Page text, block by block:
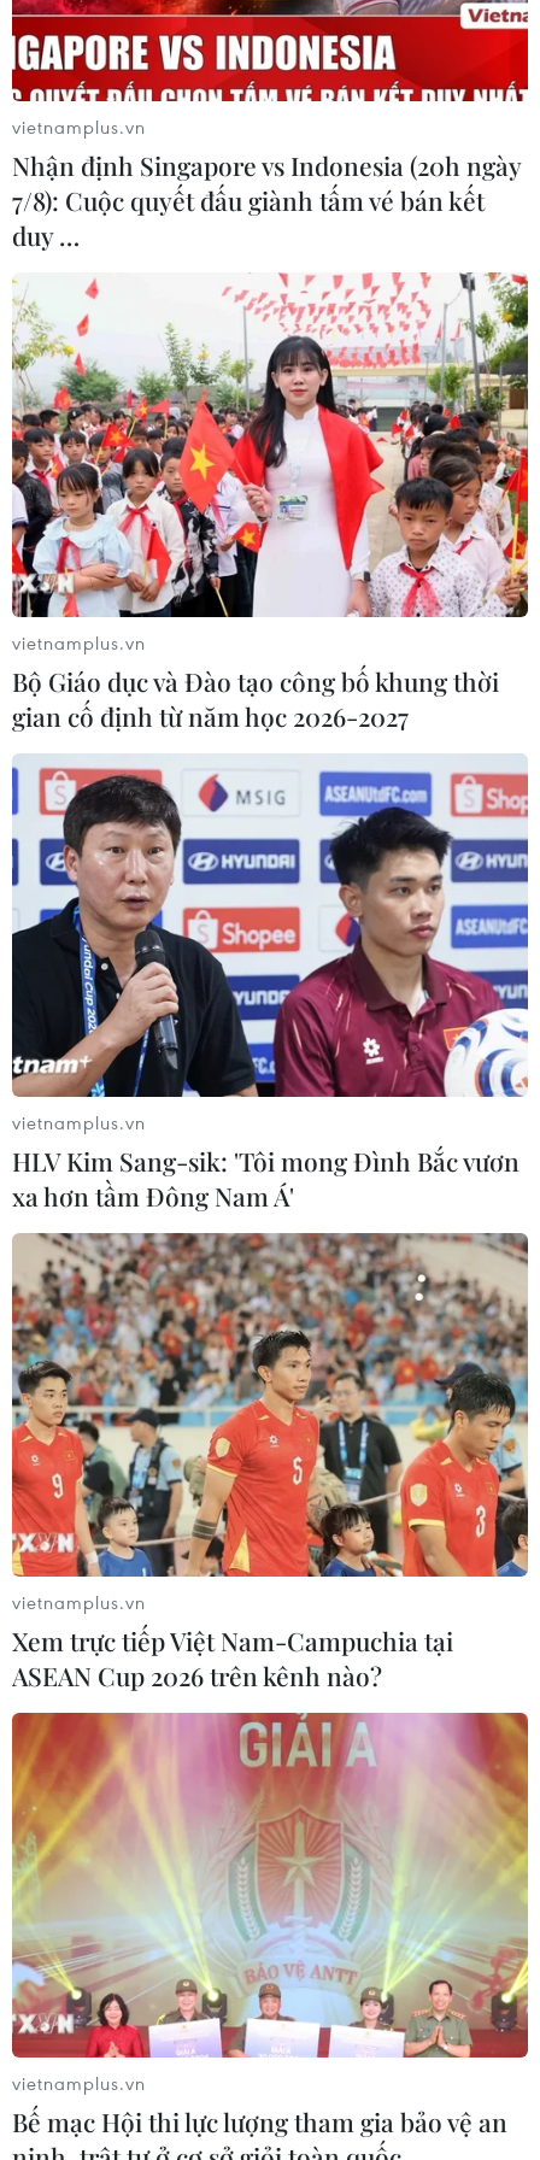
Người chuyển giới vẫn gặp khó với thủ tục
đổi tên, tìm kiếm việc làm
16/12/2019 10:59
Việt Nam hiện có khoảng 300.000 người chuyển giới
nhưng các rào cản về văn hóa, xã hội và pháp lý đang
khiến người chuyển giới trở thành nhóm dễ bị tổn
thương.
vietnamplus.vn
Nhận định Singapore vs Indonesia (20h ngày
7/8): Cuộc quyết đấu giành tấm vé bán kết
duy …
vietnamplus.vn
Bộ Giáo dục và Đào tạo công bố khung thời
gian cố định từ năm học 2026-2027
vietnamplus.vn
HLV Kim Sang-sik: 'Tôi mong Đình Bắc vươn
xa hơn tầm Đông Nam Á'
vietnamplus.vn
Xem trực tiếp Việt Nam-Campuchia tại
ASEAN Cup 2026 trên kênh nào?
vietnamplus.vn
Bế mạc Hội thi lực lượng tham gia bảo vệ an